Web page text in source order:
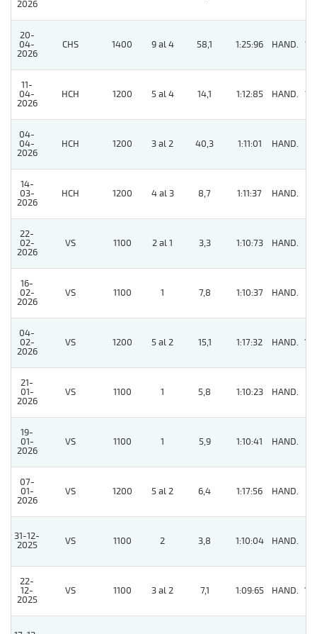
2026
20-
04-
2026
CHS 1400 9 al 4 58,1 1:25:96 HAND. 12
11-
04-
2026
HCH 1200 5 al 4 14,1 1:12:85 HAND. 15
04-
04-
2026
HCH 1200 3 al 2 40,3 1:11:01 HAND.
14-
03-
2026
HCH 1200 4 al 3 8,7 1:11:37 HAND.
22-
02-
2026
VS 1100 2 al 1 3,3 1:10:73 HAND.
16-
02-
2026
VS 1100 1 7,8 1:10:37 HAND.
04-
02-
2026
VS 1200 5 al 2 15,1 1:17:32 HAND. 10
21-
01-
2026
VS 1100 1 5,8 1:10:23 HAND.
19-
01-
2026
VS 1100 1 5,9 1:10:41 HAND.
07-
01-
2026
VS 1200 5 al 2 6,4 1:17:56 HAND.
31-12-
2025
VS 1100 2 3,8 1:10:04 HAND.
22-
12-
2025
VS 1100 3 al 2 7,1 1:09:65 HAND. 10